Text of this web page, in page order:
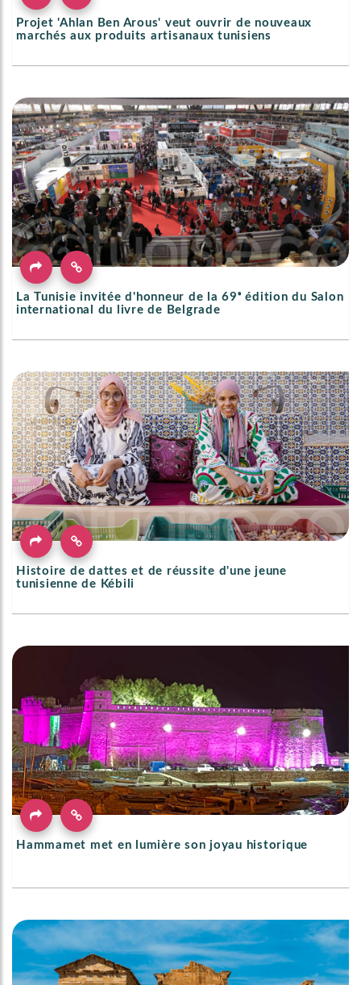
Projet 'Ahlan Ben Arous' veut ouvrir de nouveaux
marchés aux produits artisanaux tunisiens
La Tunisie invitée d'honneur de la 69ᵉ édition du Salon
international du livre de Belgrade
Histoire de dattes et de réussite d'une jeune
tunisienne de Kébili
Hammamet met en lumière son joyau historique